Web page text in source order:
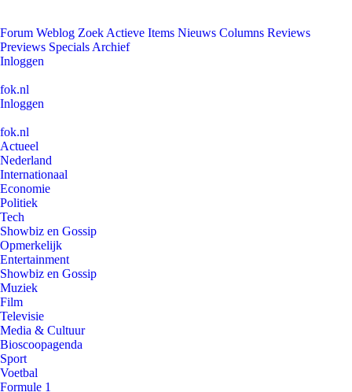
Forum Weblog Zoek Actieve Items Nieuws Columns Reviews
Previews Specials Archief
Inloggen
fok.nl
Inloggen
fok.nl
Actueel
Nederland
Internationaal
Economie
Politiek
Tech
Showbiz en Gossip
Opmerkelijk
Entertainment
Showbiz en Gossip
Muziek
Film
Televisie
Media & Cultuur
Bioscoopagenda
Sport
Voetbal
Formule 1